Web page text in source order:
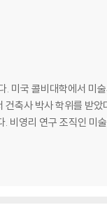
(though
readers a fixed,
of other, related
intrigues but
down
미국 콜비대학에서 미
축사 박사 학위를 받